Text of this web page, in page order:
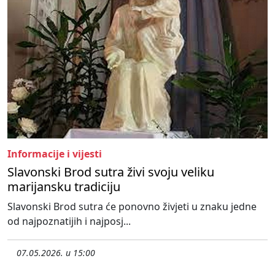
Informacije i vijesti
Slavonski Brod sutra živi svoju veliku
marijansku tradiciju
Slavonski Brod sutra će ponovno živjeti u znaku jedne
od najpoznatijih i najposj...
07.05.2026. u 15:00